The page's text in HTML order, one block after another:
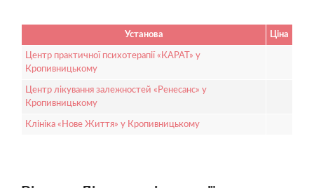
Установа Ціна
Центр практичної психотерапії «КАРАТ» у
Кропивницькому
Центр лікування залежностей «Ренесанс» у
Кропивницькому
Клініка «Нове Життя» у Кропивницькому